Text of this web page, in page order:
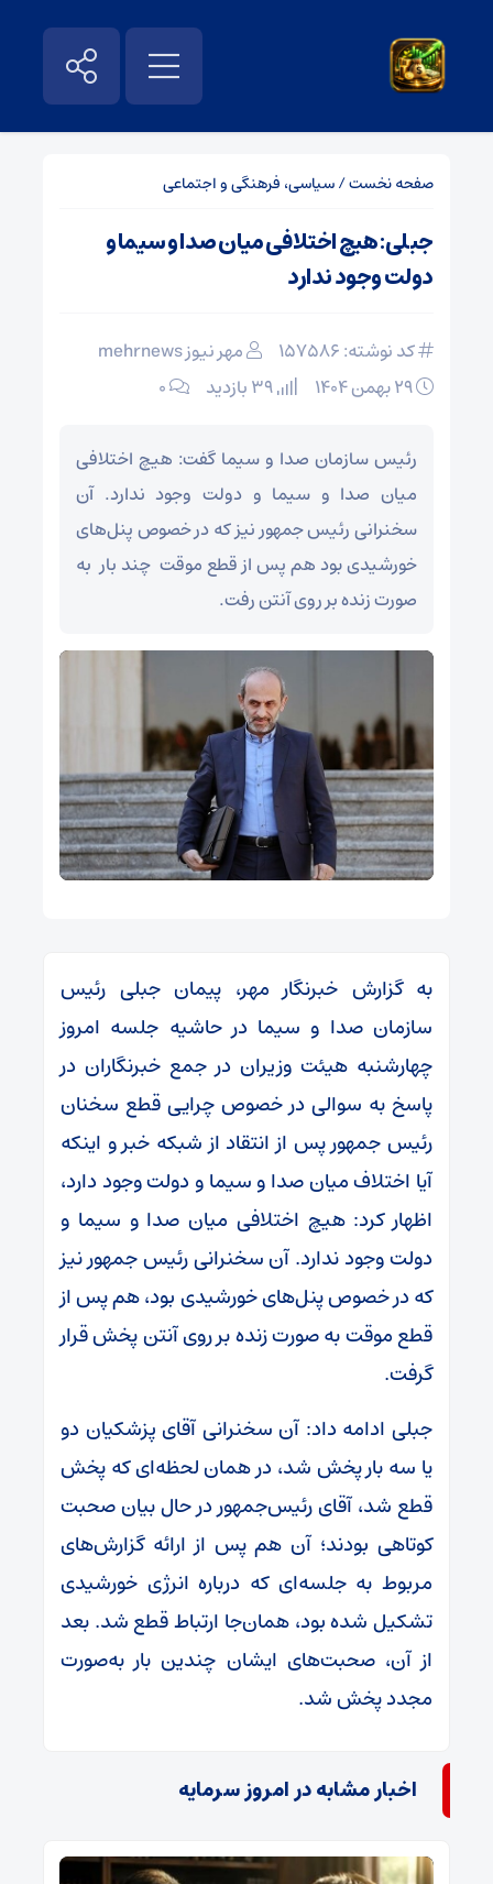
صفحه نخست/سیاسی، فرهنگی و اجتماعی
جبلی: هیچ اختلافی میان صدا و سیما و
دولت وجود ندارد
کد نوشته: 157586
مهر نیوز mehrnews
۰
رئیس سازمان صدا و سیما گفت: هیچ اختلافی
میان صدا و سیما و دولت وجود ندارد. آن
سخنرانی رئیس جمهور نیز که در خصوص پنل‌های
خورشیدی بود هم پس از قطع موقت چند بار به
صورت زنده بر روی آنتن رفت.
به گزارش خبرنگار مهر، پیمان جبلی رئیس
سازمان صدا و سیما در حاشیه جلسه امروز
چهارشنبه هیئت وزیران در جمع خبرنگاران در
پاسخ به سوالی در خصوص چرایی قطع سخنان
رئیس جمهور پس از انتقاد از شبکه خبر و اینکه
آیا اختلاف میان صدا و سیما و دولت وجود دارد،
اظهار کرد: هیچ اختلافی میان صدا و سیما و
دولت وجود ندارد. آن سخنرانی رئیس جمهور نیز
که در خصوص پنل‌های خورشیدی بود، هم پس از
قطع موقت به صورت زنده بر روی آنتن پخش قرار
گرفت.
جبلی ادامه داد: آن سخنرانی آقای پزشکیان دو
یا سه بار پخش شد، در همان لحظه‌ای که پخش
قطع شد، آقای رئیس‌جمهور در حال بیان صحبت
کوتاهی بودند؛ آن هم پس از ارائه گزارش‌های
مربوط به جلسه‌ای که درباره انرژی خورشیدی
تشکیل شده بود، همان‌جا ارتباط قطع شد. بعد
از آن، صحبت‌های ایشان چندین بار به‌صورت
مجدد پخش شد.
اخبار مشابه در امروز سرمایه